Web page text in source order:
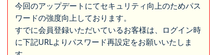
今回のアップデートにてセキュリティ向上のためパス
ワードの強度向上しております。
すでに会員登録いただいているお客様は、ログイン時
に下記URLよりパスワード再設定をお願いいたしま